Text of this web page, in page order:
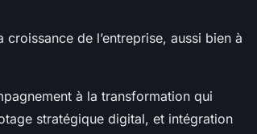
de l’entreprise, aussi bien à
à la transformation qui
stratégique digital, et intégration